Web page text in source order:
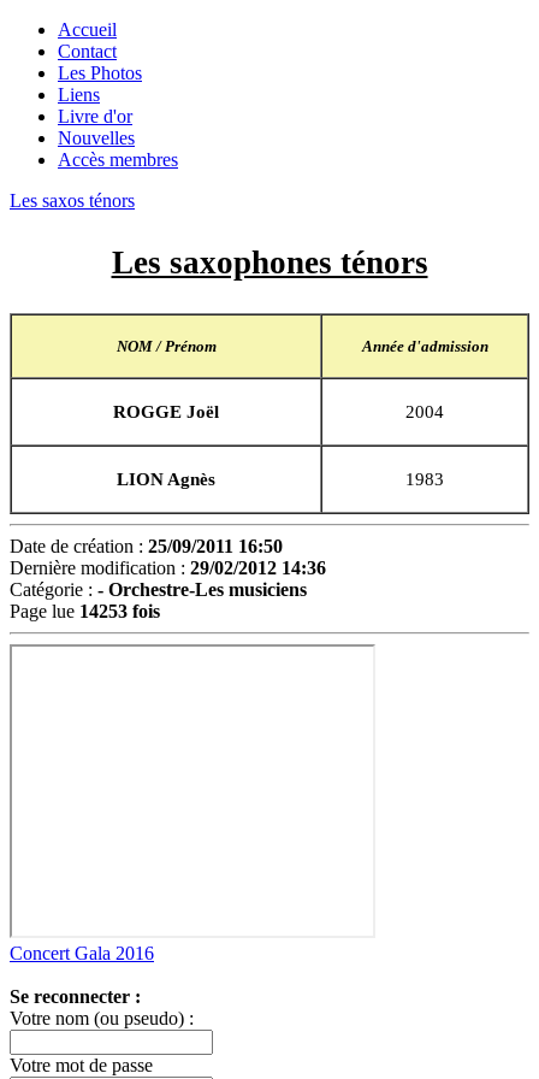
Accueil
Contact
Les Photos
Liens
Livre d'or
Nouvelles
Accès membres
Les saxos ténors
Les saxophones ténors
NOM / Prénom Année d'admission
ROGGE Joël 2004
LION Agnès 1983
Date de création : 25/09/2011 16:50
Dernière modification : 29/02/2012 14:36
Catégorie : - Orchestre-Les musiciens
Page lue 14253 fois
Concert Gala 2016
Se reconnecter :
Votre nom (ou pseudo) :
Votre mot de passe